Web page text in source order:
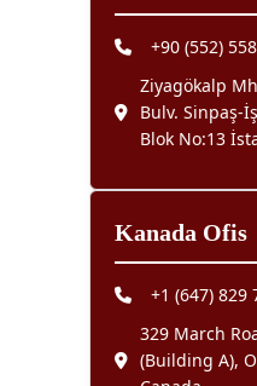
+90 (552)
Ziyagökalp
Bulv. Sinpaş-
Blok No:13
Kanada Ofis
+1 (647) 829
329 March
(Building A),